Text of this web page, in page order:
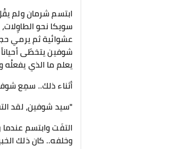
ابتسم شرمان ولم
سويكا نحو
عشوائية ثم يرمي
شوفين يتخطّى أحياناً
يعلم ما الذي يفعلُه
أثناء ذلك.. سمِع
"سيد شوفين، لقد
التفَت وابتسم
وخلفه.. كان ذلك